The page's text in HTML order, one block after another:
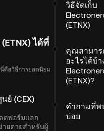
ได้ที่
คือวิธีการยอดนิยม
ย์ (CEX)
ตฟอร์มแลก
ายดายสำหรับผู้
วิธีจัดเก็บ
(ETNX)
คุณสามาร
อะไรได้บ้
(ETNX)?
คำถามที่พ
บ่อย